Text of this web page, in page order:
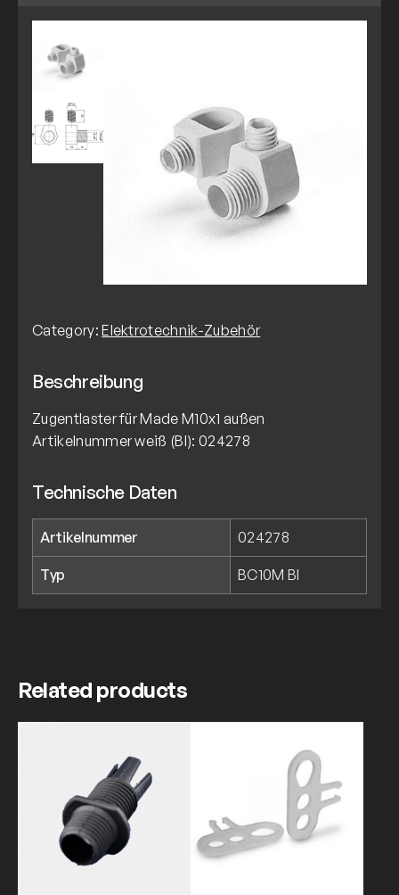
Category:Elektrotechnik-Zubehör
Beschreibung
Zugentlaster für Made M10x1 außen
Artikelnummer weiß (BI): 024278
Technische Daten
Artikelnummer 024278
Typ BC10M BI
Related products